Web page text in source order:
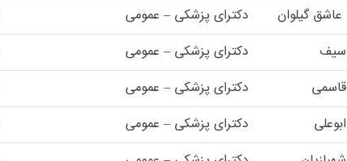
عاشق گیلوان دکترای پزشکی – عمومی
سیف دکترای پزشکی – عمومی
قاسمی دکترای پزشکی – عمومی
ابوعلی دکترای پزشکی – عمومی